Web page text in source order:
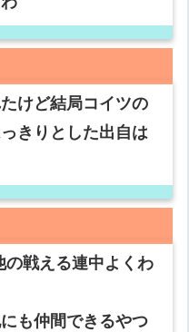
けど結局コイツの
きりとした出自は
の戦える連中よくわ
も仲間できるやつ